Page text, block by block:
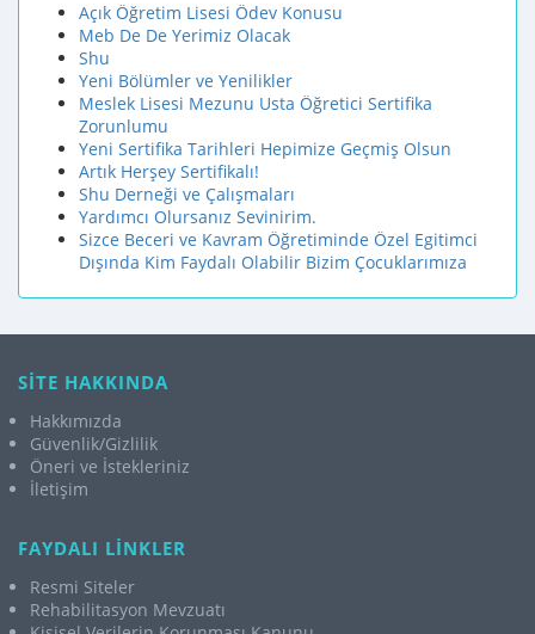
Açık Öğretim Lisesi Ödev Konusu
Meb De De Yerimiz Olacak
Shu
Yeni Bölümler ve Yenilikler
Meslek Lisesi Mezunu Usta Öğretici Sertifika
Zorunlumu
Yeni Sertifika Tarihleri Hepimize Geçmiş Olsun
Artık Herşey Sertifikalı!
Shu Derneği ve Çalışmaları
Yardımcı Olursanız Sevinirim.
Sizce Beceri ve Kavram Öğretiminde Özel Egitimci
Dışında Kim Faydalı Olabilir Bizim Çocuklarımıza
SİTE HAKKINDA
Hakkımızda
Güvenlik/Gizlilik
Öneri ve İstekleriniz
İletişim
FAYDALI LİNKLER
Resmi Siteler
Rehabilitasyon Mevzuatı